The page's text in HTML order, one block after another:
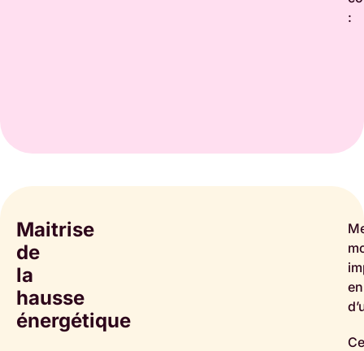
:
Maitrise
de
la
hausse
énergétique